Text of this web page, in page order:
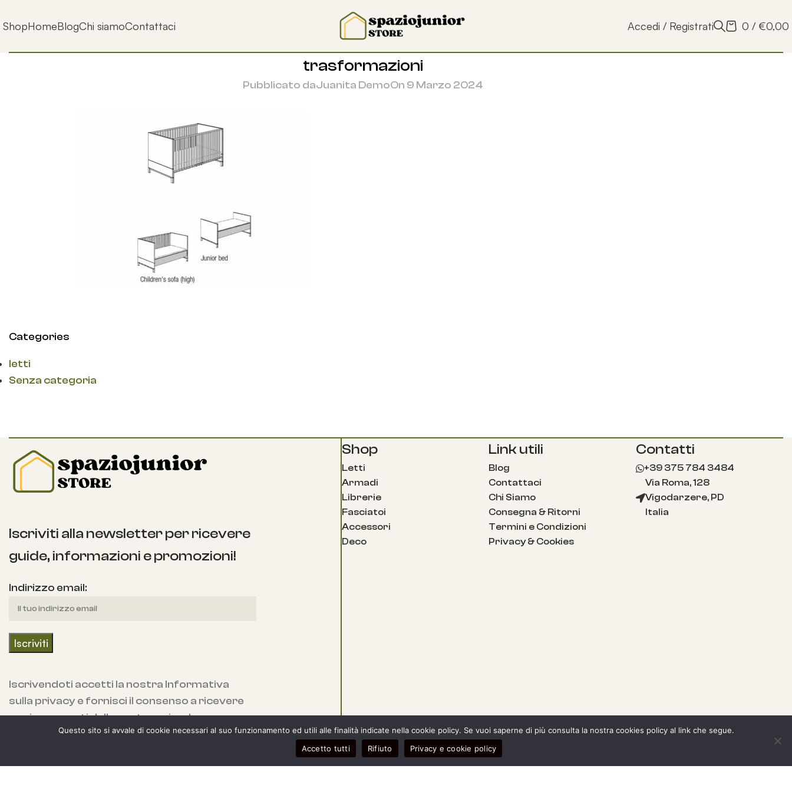
ShopHomeBlogChi siamoContattaci Accedi / Registrati 0 / €0,00
trasformazioni
Pubblicato daJuanita DemoOn 9 Marzo 2024
Categories
letti
Senza categoria
Iscriviti alla newsletter per ricevere
guide, informazioni e promozioni!
Indirizzo email:
Iscrivendoti accetti la nostra Informativa
sulla privacy e fornisci il consenso a ricevere
aggiornamenti dalla nostra azienda.
Shop
Letti
Armadi
Librerie
Fasciatoi
Accessori
Deco
Link utili
Blog
Contattaci
Chi Siamo
Consegna & Ritorni
Termini e Condizioni
Privacy & Cookies
Contatti
+39 375 784 3484
Via Roma, 128
Vigodarzere, PD
Italia
Questo sito si avvale di cookie necessari al suo funzionamento ed utili alle finalità indicate nella cookie policy. Se vuoi saperne di più consulta la nostra cookies policy al link che segue.
Accetto tutti
Rifiuto Privacy e cookie policy